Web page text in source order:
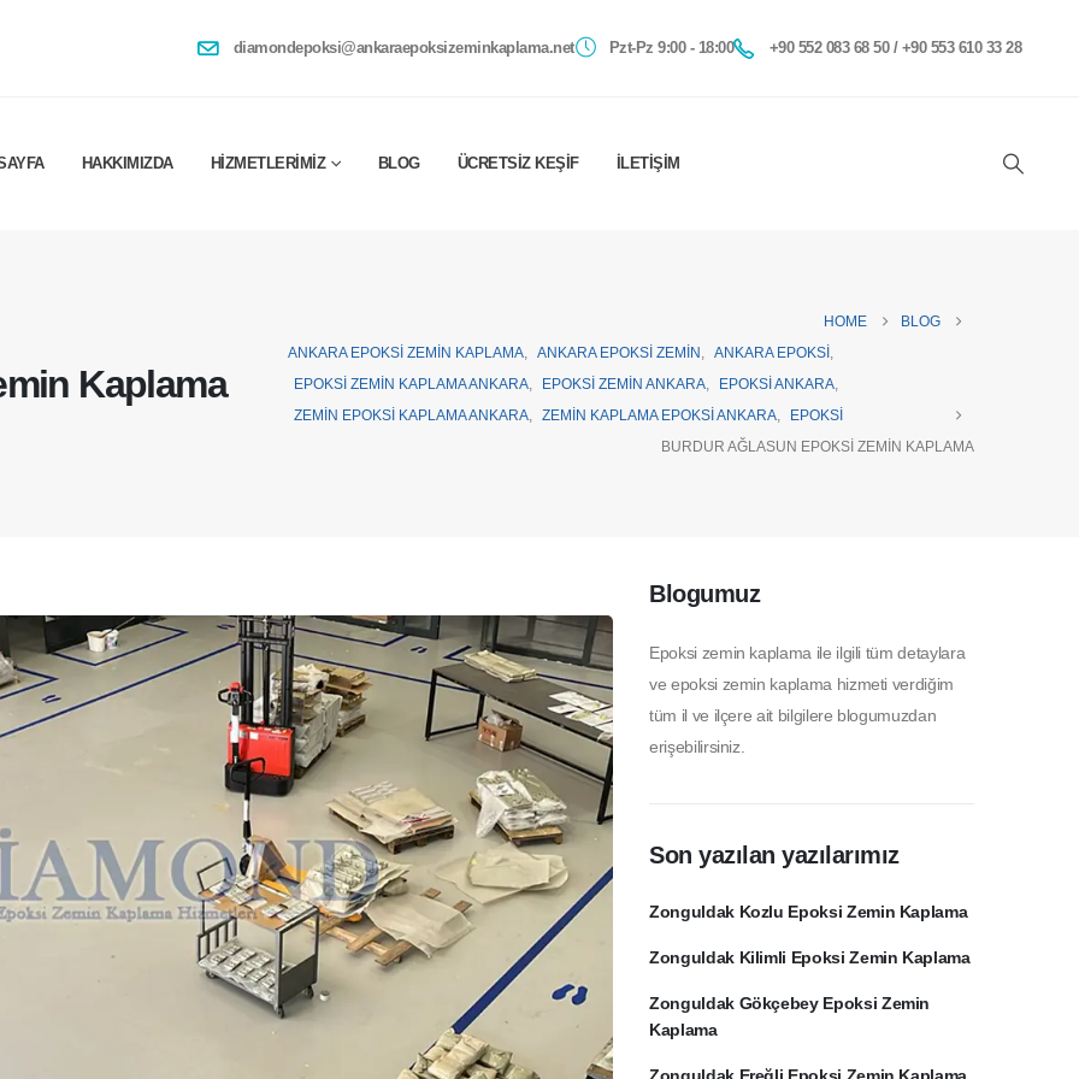
diamondepoksi@ankaraepoksizeminkaplama.net Pzt-Pz 9:00 - 18:00 +90 552 083 68 50 / +90 553 610 33 28
HAKKIMIZDA HIZMETLERIMIZ BLOG ÜCRETSIZ KEŞIF İLETIŞIM
Kaplama
HOME
BLOG
ANKARA EPOKSI ZEMIN KAPLAMA
ANKARA EPOKSI ZEMIN ANKARA EPOKSI
EPOKSI ZEMIN KAPLAMA ANKARA
EPOKSI ZEMIN ANKARA EPOKSI ANKARA
ZEMIN EPOKSI KAPLAMA ANKARA
ZEMIN KAPLAMA EPOKSI ANKARA
EPOKSI
BURDUR AĞLASUN EPOKSI ZEMIN KAPLAMA
Blogumuz
Epoksi zemin kaplama ile ilgili tüm detaylara
ve epoksi zemin kaplama hizmeti verdiğim
tüm il ve ilçere ait bilgilere blogumuzdan
erişebilirsiniz.
Son yazılan yazılarımız
Zonguldak Kozlu Epoksi Zemin Kaplama
Zonguldak Kilimli Epoksi Zemin Kaplama
Zonguldak Gökçebey Epoksi Zemin
Kaplama